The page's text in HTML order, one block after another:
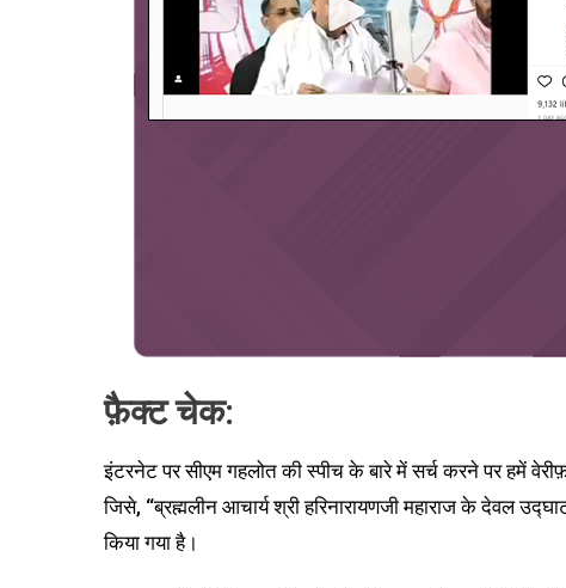
फ़ैक्ट चेक:
इंटरनेट पर सीएम गहलोत की स्पीच के बारे में सर्च करने पर हमें
जिसे, “ब्रह्मलीन आचार्य श्री हरिनारायणजी महाराज के देवल
किया गया है।